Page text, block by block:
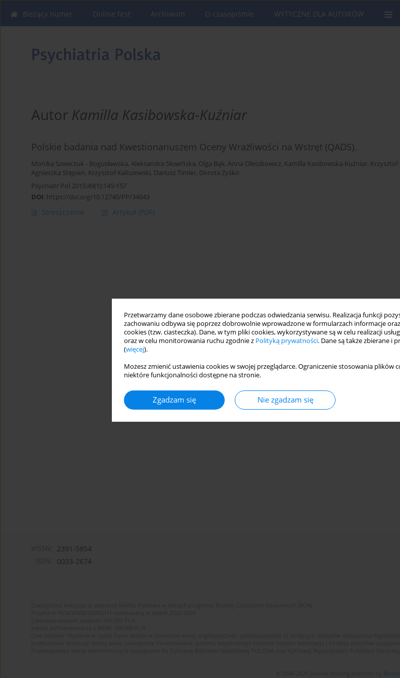
Przetwarzamy dane osobowe zbierane podczas odwiedzania serwisu. Realizacja funkcji
zachowaniu odbywa się poprzez dobrowolnie wprowadzone w formularzach informacje
cookies (tzw. ciasteczka). Dane, w tym pliki cookies, wykorzystywane są w celu realizacji
oraz w celu monitorowania ruchu zgodnie z Polityką prywatności. Dane są także zbierane i
(więcej).
Możesz zmienić ustawienia cookies w swojej przeglądarce. Ograniczenie stosowania plików
niektóre funkcjonalności dostępne na stronie.
Zgadzam się Nie zgadzam się
Bieżący numer Online first Archiwum O czasopiśmie WYTYCZNE DLA AUTORÓW
Autor Kamilla Kasibowska-Kuźniar
Polskie badania nad Kwestionariuszem Oceny Wrażliwości na Wstręt (QADS).
Monika Szewczuk - Bogusławska, Aleksandra Słowińska, Olga Bąk, Anna Oleszkowicz, Kamilla Kasibowska-Kuźniar, Krzysztof
Agnieszka Stępień, Krzysztof Kaliszewski, Dariusz Timler, Dorota Zyśko
Psychiatr Pol 2015;49(1):145-157
DOI: https://doi.org/10.12740/PP/34043
Streszczenie Artykuł (PDF)
2391-5854
0033-2674